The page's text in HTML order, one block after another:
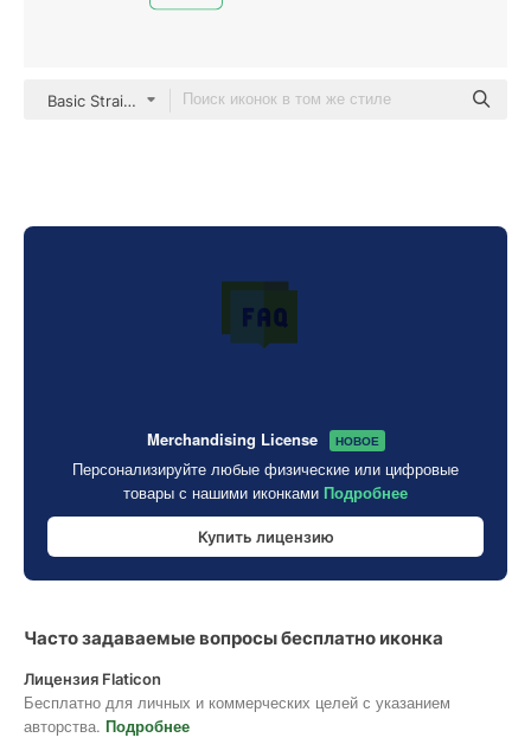
Basic Straight Flat
Merchandising License НОВОЕ
Персонализируйте любые физические или цифровые
товары с нашими иконками Подробнее
Купить лицензию
Часто задаваемые вопросы бесплатно иконка
Лицензия Flaticon
Бесплатно для личных и коммерческих целей с указанием
авторства. Подробнее